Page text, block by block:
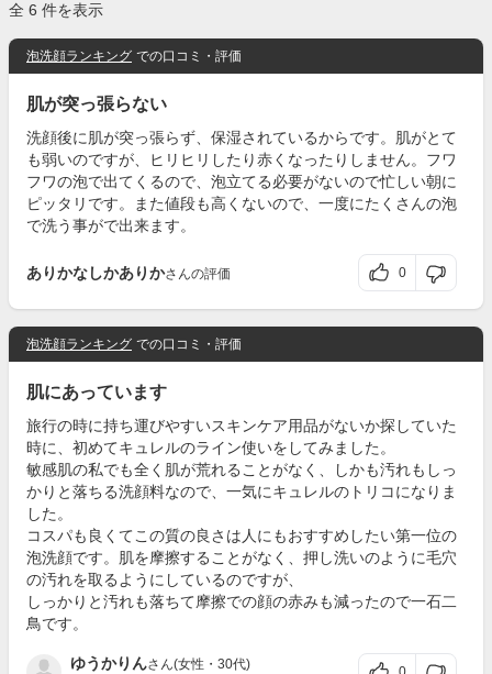
全 6 件を表示
泡洗顔ランキング での口コミ・評価
肌が突っ張らない
洗顔後に肌が突っ張らず、保湿されているからです。肌がとて
も弱いのですが、ヒリヒリしたり赤くなったりしません。フワ
フワの泡で出てくるので、泡立てる必要がないので忙しい朝に
ピッタリです。また値段も高くないので、一度にたくさんの泡
で洗う事がで出来ます。
ありかなしかありかさんの評価 0
泡洗顔ランキング での口コミ・評価
肌にあっています
旅行の時に持ち運びやすいスキンケア用品がないか探していた
時に、初めてキュレルのライン使いをしてみました。
敏感肌の私でも全く肌が荒れることがなく、しかも汚れもしっ
かりと落ちる洗顔料なので、一気にキュレルのトリコになりま
した。
コスパも良くてこの質の良さは人にもおすすめしたい第一位の
泡洗顔です。肌を摩擦することがなく、押し洗いのように毛穴
の汚れを取るようにしているのですが、
しっかりと汚れも落ちて摩擦での顔の赤みも減ったので一石二
鳥です。
ゆうかりんさん(女性・30代)